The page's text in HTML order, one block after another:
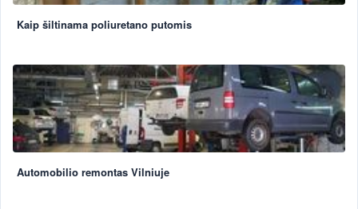
Kaip šiltinama poliuretano putomis
Automobilio remontas Vilniuje